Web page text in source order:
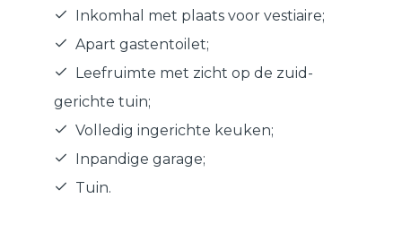
Inkomhal met plaats voor vestiaire;
Apart gastentoilet;
Leefruimte met zicht op de zuid-
gerichte tuin;
Volledig ingerichte keuken;
Inpandige garage;
Tuin.